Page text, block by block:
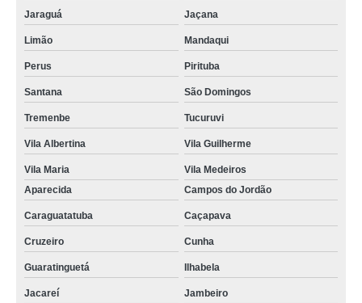
Jaraguá Jaçana
Limão Mandaqui
Perus Pirituba
Santana São Domingos
Tremenbe Tucuruvi
Vila Albertina Vila Guilherme
Vila Maria
Vila Medeiros
Aparecida
Campos do Jordão
Caraguatatuba Caçapava
Cruzeiro Cunha
Guaratinguetá Ilhabela
Jacareí Jambeiro